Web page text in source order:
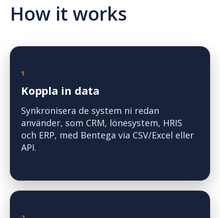
How it works
1
Koppla in data
Synkronisera de system ni redan
använder, som CRM, lönesystem, HRIS
och ERP, med Bentega via CSV/Excel eller
API.